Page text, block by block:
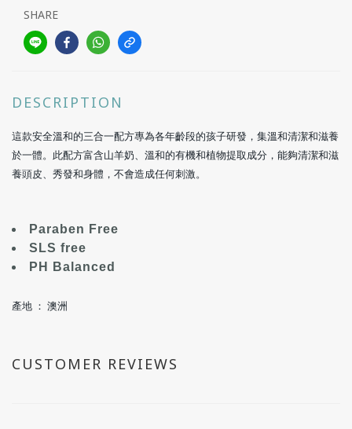
SHARE
DESCRIPTION
這款安全溫和的三合一配方專為各年齡段的孩子研發，集溫和清潔和滋養
於一體。此配方富含山羊奶、溫和的有機和植物提取成分，能夠清潔和滋
養頭皮、秀發和身體，不會造成任何刺激。
Paraben Free
SLS free
PH Balanced
產地 ： 澳洲
CUSTOMER REVIEWS